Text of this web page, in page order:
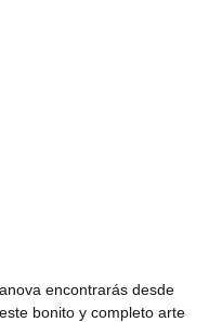
encontrarás desde
bonito y completo arte